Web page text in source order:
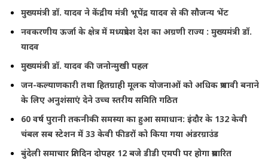
मुख्यमंत्री डॉ. यादव ने केंद्रीय मंत्री भूपेंद्र यादव से की सौजन्य भेंट
नवकरणीय ऊर्जा के क्षेत्र में मध्यप्रदेश देश का अग्रणी राज्य : मुख्यमंत्री डॉ.
यादव
मुख्यमंत्री डॉ. यादव की जनोन्मुखी पहल
जन-कल्याणकारी तथा हितग्राही मूलक योजनाओं को अधिक प्रभावी बनाने
के लिए अनुशंसाएं देने उच्च स्तरीय समिति गठित
60 वर्ष पुरानी तकनीकी समस्या का हुआ समाधान: इंदौर के 132 केवी
चंबल सब स्टेशन में 33 केवी फीडरों को किया गया अंडरग्राउंड
बुंदेली समाचार प्रतिदिन दोपहर 12 बजे डीडी एमपी पर होगा प्रसारित